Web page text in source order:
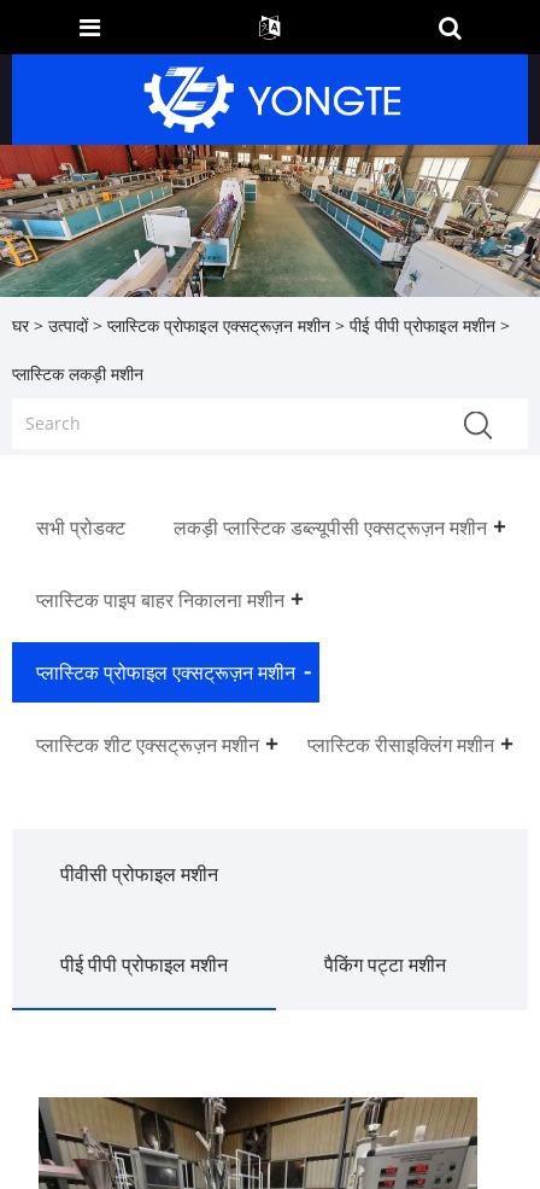
घर > उत्पादों> प्लास्टिक प्रोफाइल एक्सट्रूज़न मशीन > पीई पीपी प्रोफाइल मशीन >
प्लास्टिक लकड़ी मशीन
सभी प्रोडक्ट लकड़ी प्लास्टिक डब्ल्यूपीसी एक्सट्रूज़न मशीन
प्लास्टिक पाइप बाहर निकालना मशीन
प्लास्टिक प्रोफाइल एक्सट्रूज़न मशीन
प्लास्टिक शीट एक्सट्रूज़न मशीन प्लास्टिक रीसाइक्लिंग मशीन
पीवीसी प्रोफाइल मशीन
पीई पीपी प्रोफाइल मशीन पैकिंग पट्टा मशीन